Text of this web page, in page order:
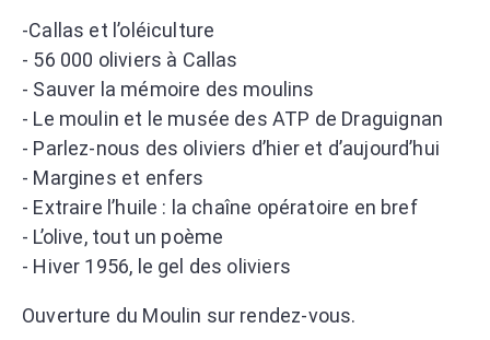
-Callas et l’oléiculture
- 56 000 oliviers à Callas
- Sauver la mémoire des moulins
- Le moulin et le musée des ATP de Draguignan
- Parlez-nous des oliviers d’hier et d’aujourd’hui
- Margines et enfers
- Extraire l’huile : la chaîne opératoire en bref
- L’olive, tout un poème
- Hiver 1956, le gel des oliviers
Ouverture du Moulin sur rendez-vous.